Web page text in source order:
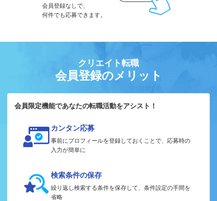
会員登録なしで、
何件でも応募できます。
クリエイト転職
会員登録のメリット
会員限定機能であなたの転職活動をアシスト！
カンタン応募
事前にプロフィールを登録しておくことで、応募時の
入力が簡単に
検索条件の保存
繰り返し検索する条件を保存して、条件設定の手間を
省略